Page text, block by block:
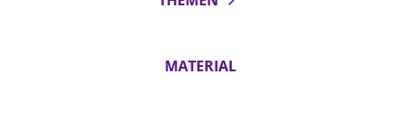
MATERIAL